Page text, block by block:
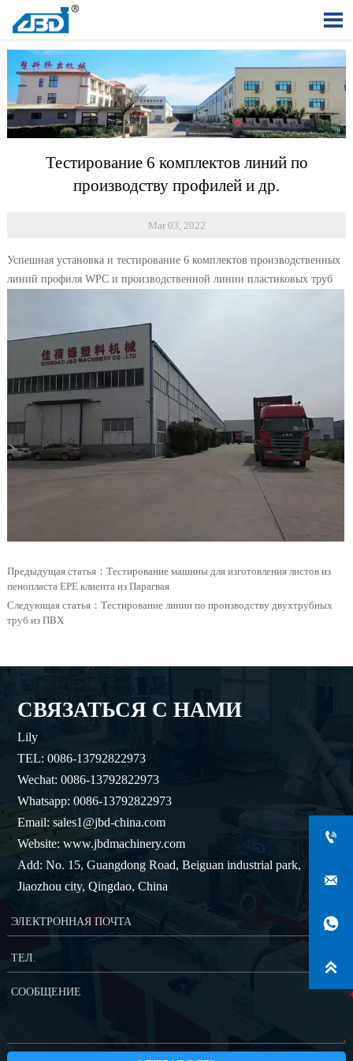

Тестирование 6 комплектов линий по
производству профилей и др.
Mar 03, 2022
Успешная установка и тестирование 6 комплектов производственных
линий профиля WPC и производственной линии пластиковых труб
Предыдущая статья： Тестирование машины для изготовления листов из
пенопласта EPE клиента из Парагвая
Следующая статья： Тестирование линии по производству двухтрубных
труб из ПВХ
СВЯЗАТЬСЯ С НАМИ
Lily
TEL: 0086-13792822973
Wechat: 0086-13792822973
Whatsapp: 0086-13792822973
Email: sales1@jbd-china.com
Website: www.jbdmachinery.com
Add: No. 15, Guangdong Road, Beiguan industrial park,
Jiaozhou city, Qingdao, China



